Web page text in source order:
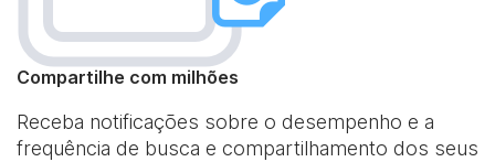
Compartilhe com milhões
Receba notificações sobre o desempenho e a
frequência de busca e compartilhamento dos seus